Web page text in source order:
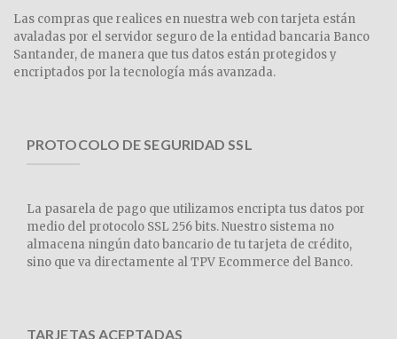
Las compras que realices en nuestra web con tarjeta están
avaladas por el servidor seguro de la entidad bancaria Banco
Santander, de manera que tus datos están protegidos y
encriptados por la tecnología más avanzada.
PROTOCOLO DE SEGURIDAD SSL
La pasarela de pago que utilizamos encripta tus datos por
medio del protocolo SSL 256 bits. Nuestro sistema no
almacena ningún dato bancario de tu tarjeta de crédito,
sino que va directamente al TPV Ecommerce del Banco.
TARJETAS ACEPTADAS